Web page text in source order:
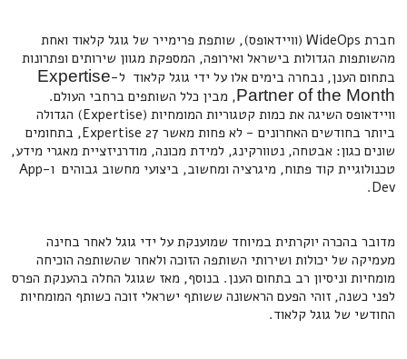
חברת WideOps (וויידאופס), שותפת פרימייר של גוגל קלאוד ואחת
מהשותפות הגדולות בישראל ואירופה, המספקת מגוון שירותים ופתרונות
בתחום הענן, נבחרה בימים אלו על ידי גוגל קלאוד ל-Expertise
Partner of the Month, מבין כלל השותפים ברחבי העולם.
וויידאופס השיגה את כמות קטגוריות המומחיות (Expertise) הגדולה
ביותר בחודשים האחרונים - לא פחות מאשר 27 Expertise, בתחומים
שונים כגון: אבטחה, נטוורקינג, למידת מכונה, מודרניזציית מאגרי מידע,
טכנולוגיית קוד פתוח, מיגרציה ומחשוב, ביצועי מחשוב גבוהים ו-App
Dev.
מדובר בהכרה יוקרתית במיוחד שמוענקת על ידי גוגל לאחר בחינה
מעמיקה של יכולות ושירותי השותפה הזוכה ולאחר שהשותפה הוכיחה
מומחיות וניסיון רב בתחום הענן. בנוסף, מאז שגוגל החלה בהענקת הפרס
לפני כשנה, זוהי הפעם הראשונה ששותף ישראלי זוכה כשותף המומחיות
החודשי של גוגל קלאוד.